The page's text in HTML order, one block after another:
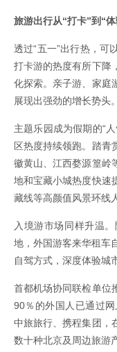
旅游出行从“打卡”到“体
透过“五一”出行热，可
打卡游的热度有所下降
化探索。亲子游、家庭
展现出强劲的增长势头。
主题乐园成为假期的“
区热度持续领跑。踏青
徽黄山、江西婺源篁岭
地和宝藏小城热度快速
藏线等高颜值风景环线
入境游市场同样升温
地，外国游客来华租车
自驾方式，深度体验城
首都机场协同联检单位
90％的外国人已通过
中旅旅行、携程集团，
数十种北京及周边旅游